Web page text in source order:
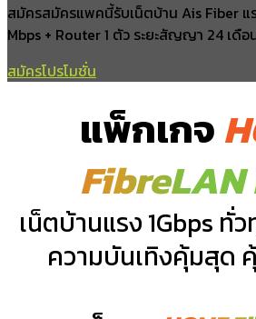
หนองเม็ก
เขวาใหญ่
ปอพาน
นาคูณ
ยางตลาด
หนองเรือ
อำเภอเมยวดี
เมยวดี
สมัครสมัครแพคนี้รับเน็ตบ้าน Ais Fiber
Mbps + Router 1 ตัว ระยะสัญญา 24 เดือ
สมัครโปรโมชั่น
แพ็กเกจ
FibreLAN
เน็ตบ้านแรง 1Gbps ทั่
ความบันเทิงคุ้มสุด